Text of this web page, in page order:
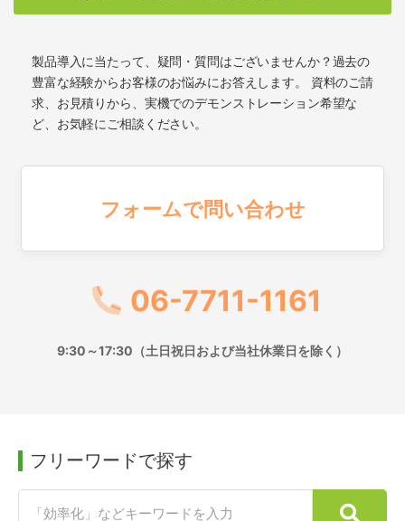
製品導入に当たって、疑問・質問はございませんか？過去の
豊富な経験からお客様のお悩みにお答えします。 資料のご請
求、お見積りから、実機でのデモンストレーション希望な
ど、お気軽にご相談ください。
フォームで問い合わせ
06-7711-1161
9:30～17:30（土日祝日および当社休業日を除く）
フリーワードで探す